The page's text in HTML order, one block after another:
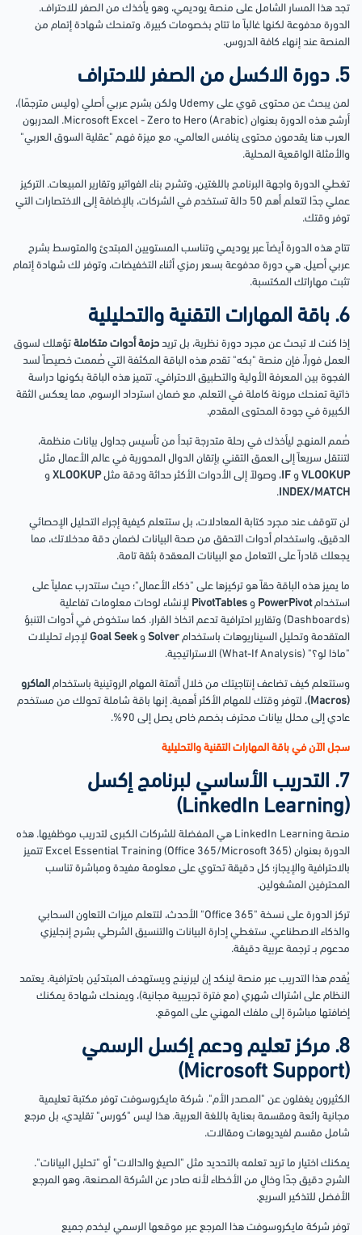
تجد هذا المسار الشامل على منصة يوديمي، وهو يأخذك من الصفر للاحتراف.
الدورة مدفوعة لكنها غالباً ما تتاح بخصومات كبيرة، وتمنحك شهادة إتمام من
المنصة عند إنهاء كافة الدروس.
5. دورة الاكسل من الصفر للاحتراف
لمن يبحث عن محتوى قوي على Udemy ولكن بشرح عربي أصلي (وليس مترجمًا)،
أرشح هذه الدورة بعنوان Microsoft Excel - Zero to Hero (Arabic). المدربون
العرب هنا يقدمون محتوى ينافس العالمي، مع ميزة فهم "عقلية السوق العربي"
والأمثلة الواقعية المحلية.
تغطي الدورة واجهة البرنامج باللغتين، وتشرح بناء الفواتير وتقارير المبيعات. التركيز
عملي جدًا لتعلم أهم 50 دالة تستخدم في الشركات، بالإضافة إلى الاختصارات التي
توفر وقتك.
تتاح هذه الدورة أيضاً عبر يوديمي وتناسب المستويين المبتدئ والمتوسط بشرح
عربي أصيل. هي دورة مدفوعة بسعر رمزي أثناء التخفيضات، وتوفر لك شهادة إتمام
تثبت مهاراتك المكتسبة.
6. باقة المهارات التقنية والتحليلية
إذا كنت لا تبحث عن مجرد دورة نظرية، بل تريد حزمة أدوات متكاملة تؤهلك لسوق
العمل فوراً، فإن منصة "بكه" تقدم هذه الباقة المكثفة التي صُممت خصيصاً لسد
الفجوة بين المعرفة الأولية والتطبيق الاحترافي. تتميز هذه الباقة بكونها دراسة
ذاتية تمنحك مرونة كاملة في التعلم، مع ضمان استرداد الرسوم، مما يعكس الثقة
الكبيرة في جودة المحتوى المقدم.
صُمم المنهج ليأخذك في رحلة متدرجة تبدأ من تأسيس جداول بيانات منظمة،
لتنتقل سريعاً إلى العمق التقني بإتقان الدوال المحورية في عالم الأعمال مثل
VLOOKUP و IF، وصولاً إلى الأدوات الأكثر حداثة ودقة مثلXLOOKUP و
INDEX/MATCH
.
لن تتوقف عند مجرد كتابة المعادلات، بل ستتعلم كيفية إجراء التحليل الإحصائي
الدقيق، واستخدام أدوات التحقق من صحة البيانات لضمان دقة مدخلاتك، مما
يجعلك قادراً على التعامل مع البيانات المعقدة بثقة تامة.
ما يميز هذه الباقة حقاً هو تركيزها على "ذكاء الأعمال"؛ حيث ستتدرب عملياً على
استخدامPowerPivot و PivotTables لإنشاء لوحات معلومات تفاعلية
(Dashboards) وتقارير احترافية تدعم اتخاذ القرار. كما ستخوض في أدوات التنبؤ
المتقدمة وتحليل السيناريوهات باستخدام Solver وGoal Seek لإجراء تحليلات
"ماذا لو؟" (What-If Analysis) الاستراتيجية.
وستتعلم كيف تضاعف إنتاجيتك من خلال أتمتة المهام الروتينية باستخدام الماكرو
(Macros)
، لتوفر وقتك للمهام الأكثر أهمية. إنها باقة شاملة تحولك من مستخدم
عادي إلى محلل بيانات محترف بخصم خاص يصل إلى 90%.
سجل الآن في باقة المهارات التقنية والتحليلية
7. التدريب الأساسي لبرنامج إكسل
(LinkedIn Learning)
منصة LinkedIn Learning هي المفضلة للشركات الكبرى لتدريب موظفيها. هذه
الدورة بعنوان Excel Essential Training (Office 365/Microsoft 365) تتميز
بالاحترافية والإيجاز؛ كل دقيقة تحتوي على معلومة مفيدة ومباشرة تناسب
المحترفين المشغولين.
تركز الدورة على نسخة "Office 365" الأحدث، لتتعلم ميزات التعاون السحابي
والذكاء الاصطناعي. ستغطي إدارة البيانات والتنسيق الشرطي بشرح إنجليزي
مدعوم بـ ترجمة عربية دقيقة.
يُقدم هذا التدريب عبر منصة لينكد إن ليرنينج ويستهدف المبتدئين باحترافية. يعتمد
النظام على اشتراك شهري (مع فترة تجريبية مجانية)، ويمنحك شهادة يمكنك
إضافتها مباشرة إلى ملفك المهني على الموقع.
8. مركز تعليم ودعم إكسل الرسمي
(Microsoft Support)
الكثيرون يغفلون عن "المصدر الأم". شركة مايكروسوفت توفر مكتبة تعليمية
مجانية رائعة ومقسمة بعناية باللغة العربية. هذا ليس "كورس" تقليدي، بل مرجع
شامل مقسم لفيديوهات ومقالات.
يمكنك اختيار ما تريد تعلمه بالتحديد مثل "الصيغ والدالات" أو "تحليل البيانات".
الشرح دقيق جدًا وخالٍ من الأخطاء لأنه صادر عن الشركة المصنعة، وهو المرجع
الأفضل للتذكير السريع.
توفر شركة مايكروسوفت هذا المرجع عبر موقعها الرسمي ليخدم جميع